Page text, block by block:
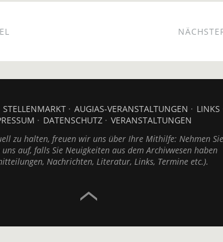
STELLENMARKT AUGIAS-VERANSTALTUNGEN LINKS
DATENSCHUTZ
VERANSTALTUNGEN
zu halten, freuen wir uns über Ihre Mithilfe: Nehmen
uns auf, falls Sie Neuigkeiten aus dem Archivwesen haben
Nachrichten, Literatur, Links, Termine etc.).